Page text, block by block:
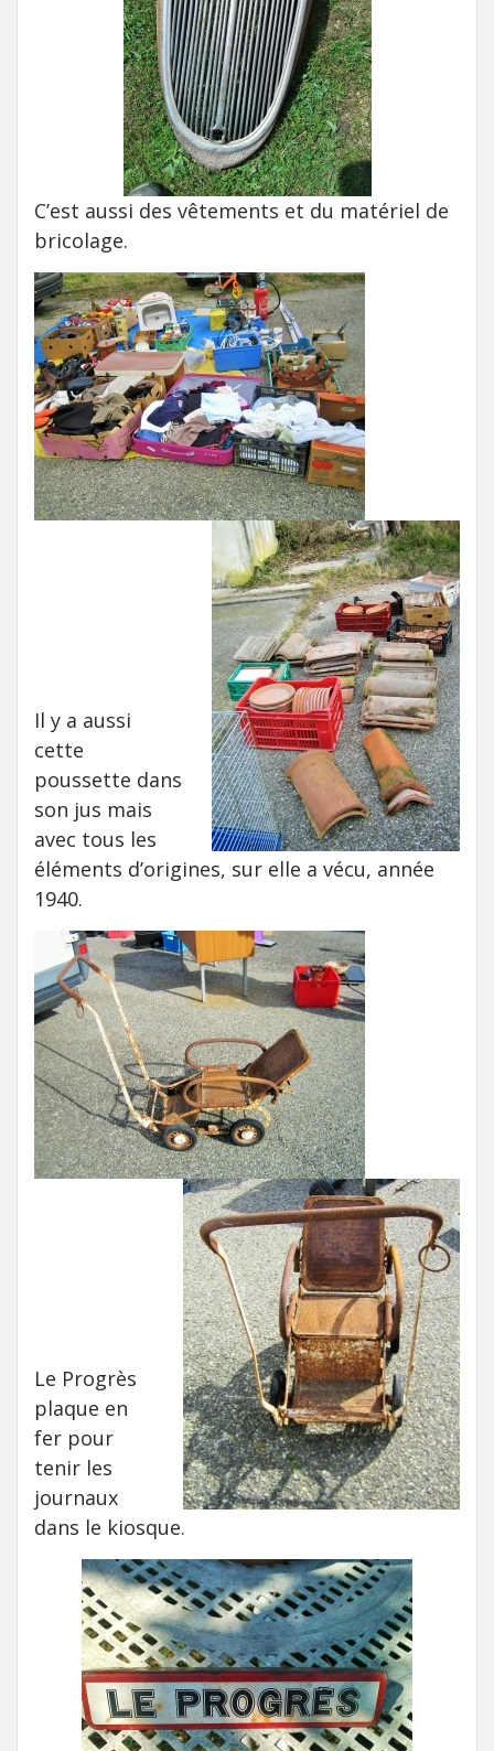
C’est aussi des vêtements et du matériel de
bricolage.
Il y a aussi
cette
poussette dans
son jus mais
avec tous les
éléments d’origines, sur elle a vécu, année
1940.
Le Progrès
plaque en
fer pour
tenir les
journaux
dans le kiosque.